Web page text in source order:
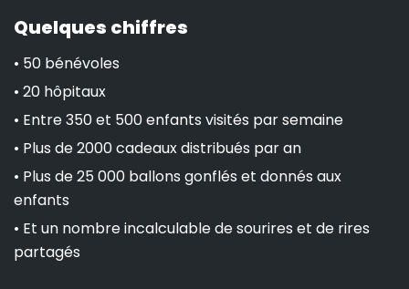
Quelques chiffres
• 50 bénévoles
• 20 hôpitaux
• Entre 350 et 500 enfants visités par semaine
• Plus de 2000 cadeaux distribués par an
• Plus de 25 000 ballons gonflés et donnés aux
enfants
• Et un nombre incalculable de sourires et de rires
partagés